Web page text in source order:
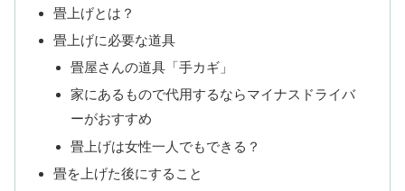
畳上げとは？
畳上げに必要な道具
畳屋さんの道具「手カギ」
家にあるもので代用するならマイナスドライバ
ーがおすすめ
畳上げは女性一人でもできる？
畳を上げた後にすること